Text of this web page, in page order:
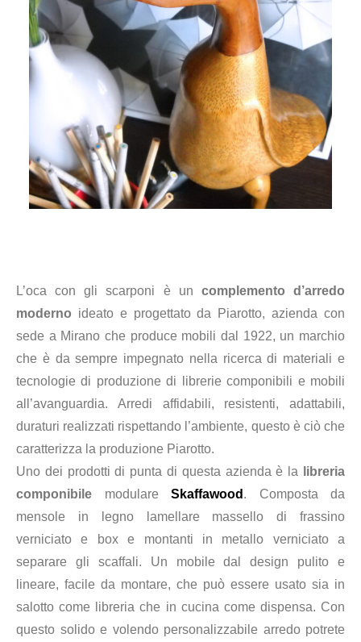
L’oca con gli scarponi è un complemento d’arredo
moderno ideato e progettato da Piarotto, azienda con
sede a Mirano che produce mobili dal 1922, un marchio
che è da sempre impegnato nella ricerca di materiali e
tecnologie di produzione di librerie componibili e mobili
all’avanguardia. Arredi affidabili, resistenti, adattabili,
duraturi realizzati rispettando l’ambiente, questo è ciò che
caratterizza la produzione Piarotto.
Uno dei prodotti di punta di questa azienda è la libreria
componibile modulare S kaffawood . Composta da
mensole in legno lamellare massello di frassino
verniciato e boxe montanti in metallo verniciato a
separare gli scaffali. Un mobile dal design pulito e
lineare, facile da montare, che può essere usato sia in
salottocome libreria che in cucina come dispensa. Con
questo solido e volendo personalizzabile arredo potrete